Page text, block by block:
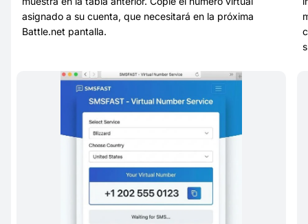
asignado a su cuenta, que necesitará en la próxima
Battle.net pantalla.